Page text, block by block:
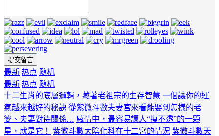
最新 热点 随机
最新 热点 随机
十二生肖的底層邏輯，藏著老祖宗的生存智慧 一個讓你的運
氣越來越好的秘訣 從紫微斗數夫妻宮來看能娶到怎樣的老
婆、夫妻對待關係… 感情中，最容易讓人“摸不透”的一顆
星，就是它！
紫微斗數太陰化科在十二宮的情況 紫微斗數天